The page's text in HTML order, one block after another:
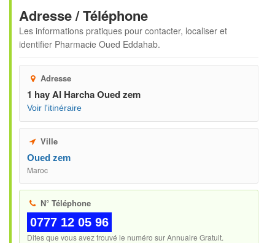
Adresse / Téléphone
Les informations pratiques pour contacter, localiser et
identifier Pharmacie Oued Eddahab.
Adresse
1 hay Al Harcha Oued zem
Voir l'itinéraire
Ville
Oued zem
Maroc
N° Téléphone
0777 12 05 96
Dites que vous avez trouvé le numéro sur Annuaire Gratuit.